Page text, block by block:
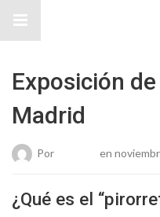
Exposición de
Madrid
Por en
¿Qué es el